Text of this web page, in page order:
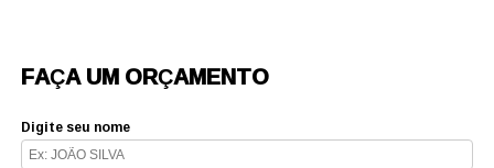
FAÇA UM ORÇAMENTO
Digite seu nome